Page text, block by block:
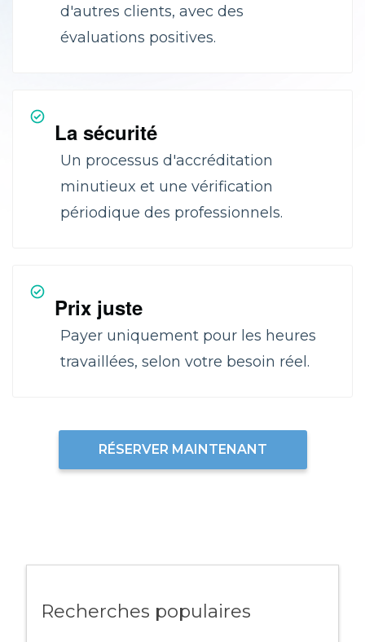
d'autres clients, avec des
évaluations positives.
La sécurité
Un processus d'accréditation
minutieux et une vérification
périodique des professionnels.
Prix juste
Payer uniquement pour les heures
travaillées, selon votre besoin réel.
RÉSERVER MAINTENANT
Recherches populaires